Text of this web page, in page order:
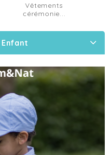
Vêtements
cérémonie...